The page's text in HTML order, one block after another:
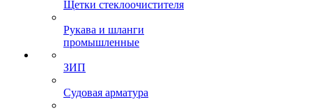
Щетки стеклоочистителя
Рукава и шланги
промышленные
ЗИП
Судовая арматура